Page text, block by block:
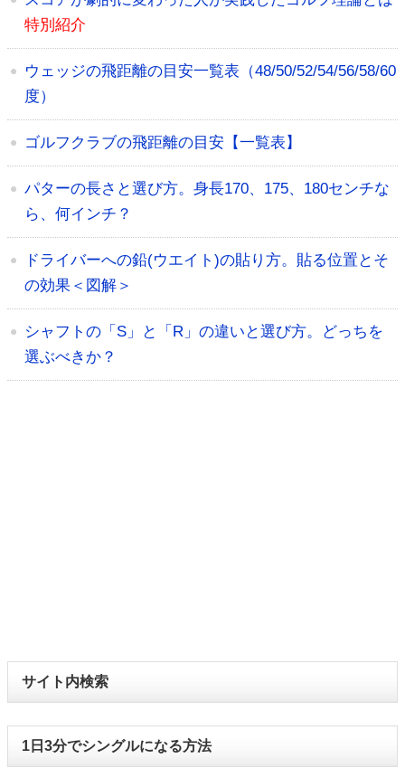
特別紹介
ウェッジの飛距離の目安一覧表（48/50/52/54/56/58/60
度）
ゴルフクラブの飛距離の目安【一覧表】
パターの長さと選び方。身長170、175、180センチな
ら、何インチ？
ドライバーへの鉛(ウエイト)の貼り方。貼る位置とそ
の効果＜図解＞
シャフトの「S」と「R」の違いと選び方。どっちを
選ぶべきか？
サイト内検索
1日3分でシングルになる方法